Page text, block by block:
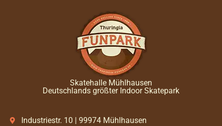
Skatehalle Mühlhausen
Deutschlands größter Indoor Skatepark
Industriestr. 10 | 99974 Mühlhausen